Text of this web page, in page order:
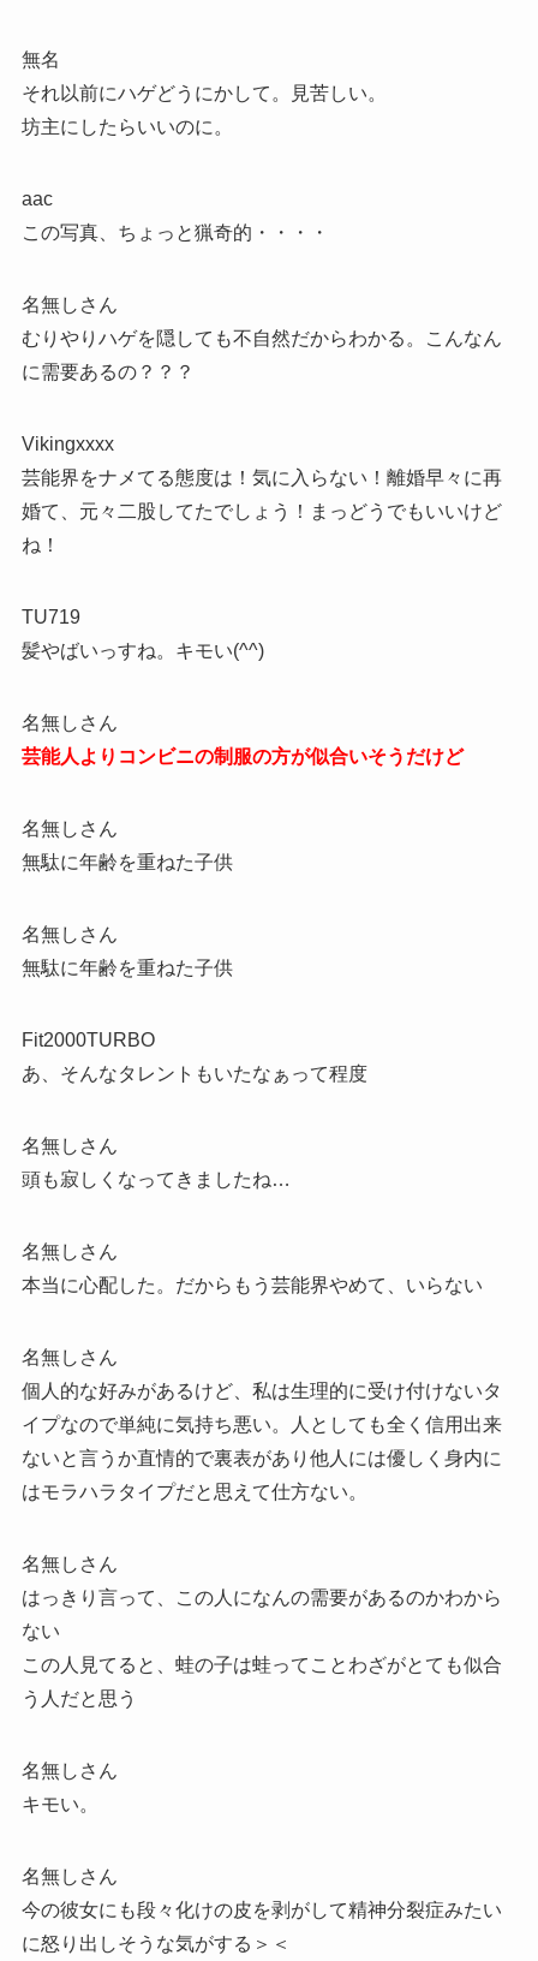
無名
それ以前にハゲどうにかして。見苦しい。
坊主にしたらいいのに。
aac
この写真、ちょっと猟奇的・・・・
名無しさん
むりやりハゲを隠しても不自然だからわかる。こんなん
に需要あるの？？？
Vikingxxxx
芸能界をナメてる態度は！気に入らない！離婚早々に再
婚て、元々二股してたでしょう！まっどうでもいいけど
ね！
TU719
髪やばいっすね。キモい(^^)
名無しさん
芸能人よりコンビニの制服の方が似合いそうだけど
名無しさん
無駄に年齢を重ねた子供
名無しさん
無駄に年齢を重ねた子供
Fit2000TURBO
あ、そんなタレントもいたなぁって程度
名無しさん
頭も寂しくなってきましたね…
名無しさん
本当に心配した。だからもう芸能界やめて、いらない
名無しさん
個人的な好みがあるけど、私は生理的に受け付けないタ
イプなので単純に気持ち悪い。人としても全く信用出来
ないと言うか直情的で裏表があり他人には優しく身内に
はモラハラタイプだと思えて仕方ない。
名無しさん
はっきり言って、この人になんの需要があるのかわから
ない
この人見てると、蛙の子は蛙ってことわざがとても似合
う人だと思う
名無しさん
キモい。
名無しさん
今の彼女にも段々化けの皮を剥がして精神分裂症みたい
に怒り出しそうな気がする＞＜